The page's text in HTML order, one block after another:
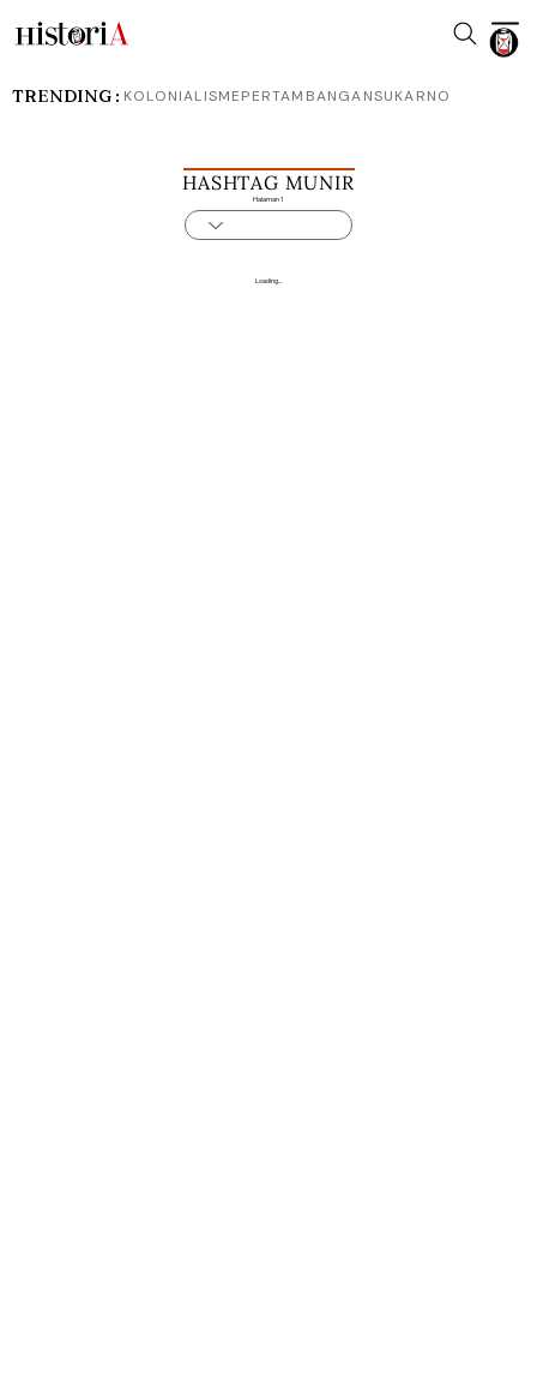
HASHTAG MUNIR
Halaman 1
Loading...
TRENDING : KOLONIALISMEPERTAMBANGANSUKARNO